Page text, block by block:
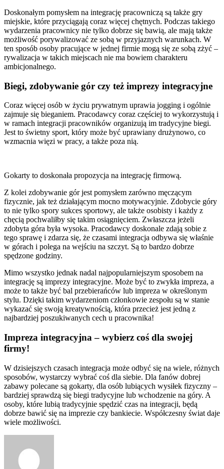
Doskonałym pomysłem na integrację pracowniczą są także gry
miejskie, które przyciągają coraz więcej chętnych. Podczas takiego
wydarzenia pracownicy nie tylko dobrze się bawią, ale mają także
możliwość porywalizować ze sobą w przyjaznych warunkach. W
ten sposób osoby pracujące w jednej firmie mogą się ze sobą zżyć –
rywalizacja w takich miejscach nie ma bowiem charakteru
ambicjonalnego.
Biegi, zdobywanie gór czy też imprezy integracyjne
Coraz więcej osób w życiu prywatnym uprawia jogging i ogólnie
zajmuje się bieganiem. Pracodawcy coraz częściej to wykorzystują i
w ramach integracji pracowników organizują im tradycyjne biegi.
Jest to świetny sport, który może być uprawiany drużynowo, co
wzmacnia więzi w pracy, a także poza nią.
Gokarty to doskonała propozycja na integrację firmową.
Z kolei zdobywanie gór jest pomysłem zarówno męczącym
fizycznie, jak też działającym mocno motywacyjnie. Zdobycie góry
to nie tylko spory sukces sportowy, ale także osobisty i każdy z
chęcią pochwaliłby się takim osiągnięciem. Zwłaszcza jeżeli
zdobyta góra była wysoka. Pracodawcy doskonale zdają sobie z
tego sprawę i zdarza się, że czasami integracja odbywa się właśnie
w górach i polega na wejściu na szczyt. Są to bardzo dobrze
spędzone godziny.
Mimo wszystko jednak nadal najpopularniejszym sposobem na
integrację są imprezy integracyjne. Może być to zwykła impreza, a
może to także być bal przebierańców lub impreza w określonym
stylu. Dzięki takim wydarzeniom członkowie zespołu są w stanie
wykazać się swoją kreatywnością, która przecież jest jedną z
najbardziej poszukiwanych cech u pracownika!
Impreza integracyjna – wybierz coś dla swojej
firmy!
W dzisiejszych czasach integracja może odbyć się na wiele, różnych
sposobów, wystarczy wybrać coś dla siebie. Dla fanów dobrej
zabawy polecane są gokarty, dla osób lubiących wysiłek fizyczny –
bardziej sprawdzą się biegi tradycyjne lub wchodzenie na góry. A
osoby, które lubią tradycyjnie spędzić czas na integracji, będą
dobrze bawić się na imprezie czy bankiecie. Współczesny świat daje
wiele możliwości.